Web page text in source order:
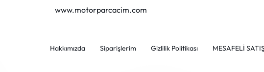
www.motorparcacim.com
Hakkımızda Siparişlerim Gizlilik Politikası MESAFELİ